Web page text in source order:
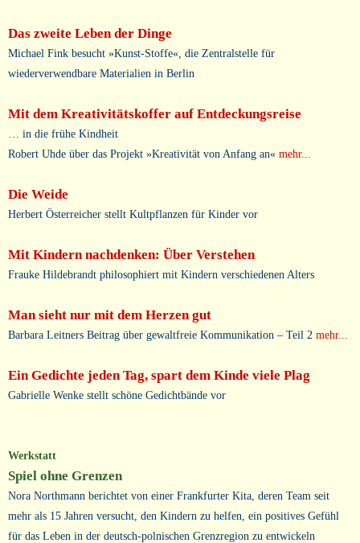
Das zweite Leben der Dinge
Michael Fink besucht »Kunst-Stoffe«, die Zentralstelle für
wiederverwendbare Materialien in Berlin
Mit dem Kreativitätskoffer auf Entdeckungsreise
… in die frühe Kindheit
Robert Uhde über das Projekt »Kreativität von Anfang an« mehr...
Die Weide
Herbert Österreicher stellt Kultpflanzen für Kinder vor
Mit Kindern nachdenken: Über Verstehen
Frauke Hildebrandt philosophiert mit Kindern verschiedenen Alters
Man sieht nur mit dem Herzen gut
Barbara Leitners Beitrag über gewaltfreie Kommunikation – Teil 2 mehr...
Ein Gedichte jeden Tag, spart dem Kinde viele Plag
Gabrielle Wenke stellt schöne Gedichtbände vor
Werkstatt
Spiel ohne Grenzen
Nora Northmann berichtet von einer Frankfurter Kita, deren Team seit
mehr als 15 Jahren versucht, den Kindern zu helfen, ein positives Gefühl
für das Leben in der deutsch-polnischen Grenzregion zu entwickeln